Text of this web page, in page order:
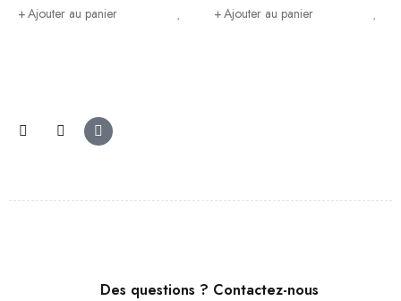
Ajouter au panier Ajouter au panier
Des questions ? Contactez-nous